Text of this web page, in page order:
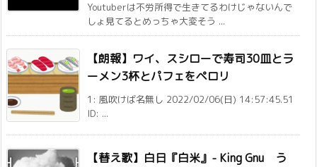
Youtuberは不労所得で生きてるわけじゃないんで
しょ見てるとめっちゃ大変そう ...
【朗報】ワイ、スシローで寿司30皿とラ
ーメン3杯とパフェをペロリ
1: 風吹けば名無し 2022/02/06(日) 14:57:45.51
ID: ...
【替え歌】白日『白米』- King Gnu う